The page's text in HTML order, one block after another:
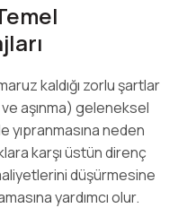
kaldığı zorlu şartlar
aşınma) geleneksel
yıpranmasına neden
karşı üstün direnç
düşürmesine
yardımcı olur.